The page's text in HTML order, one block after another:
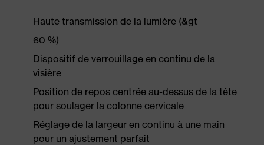
Haute transmission de la lumière (&gt
60 %)
Dispositif de verrouillage en continu de la
visière
Position de repos centrée au-dessus de la tête
pour soulager la colonne cervicale
Réglage de la largeur en continu à une main
pour un ajustement parfait